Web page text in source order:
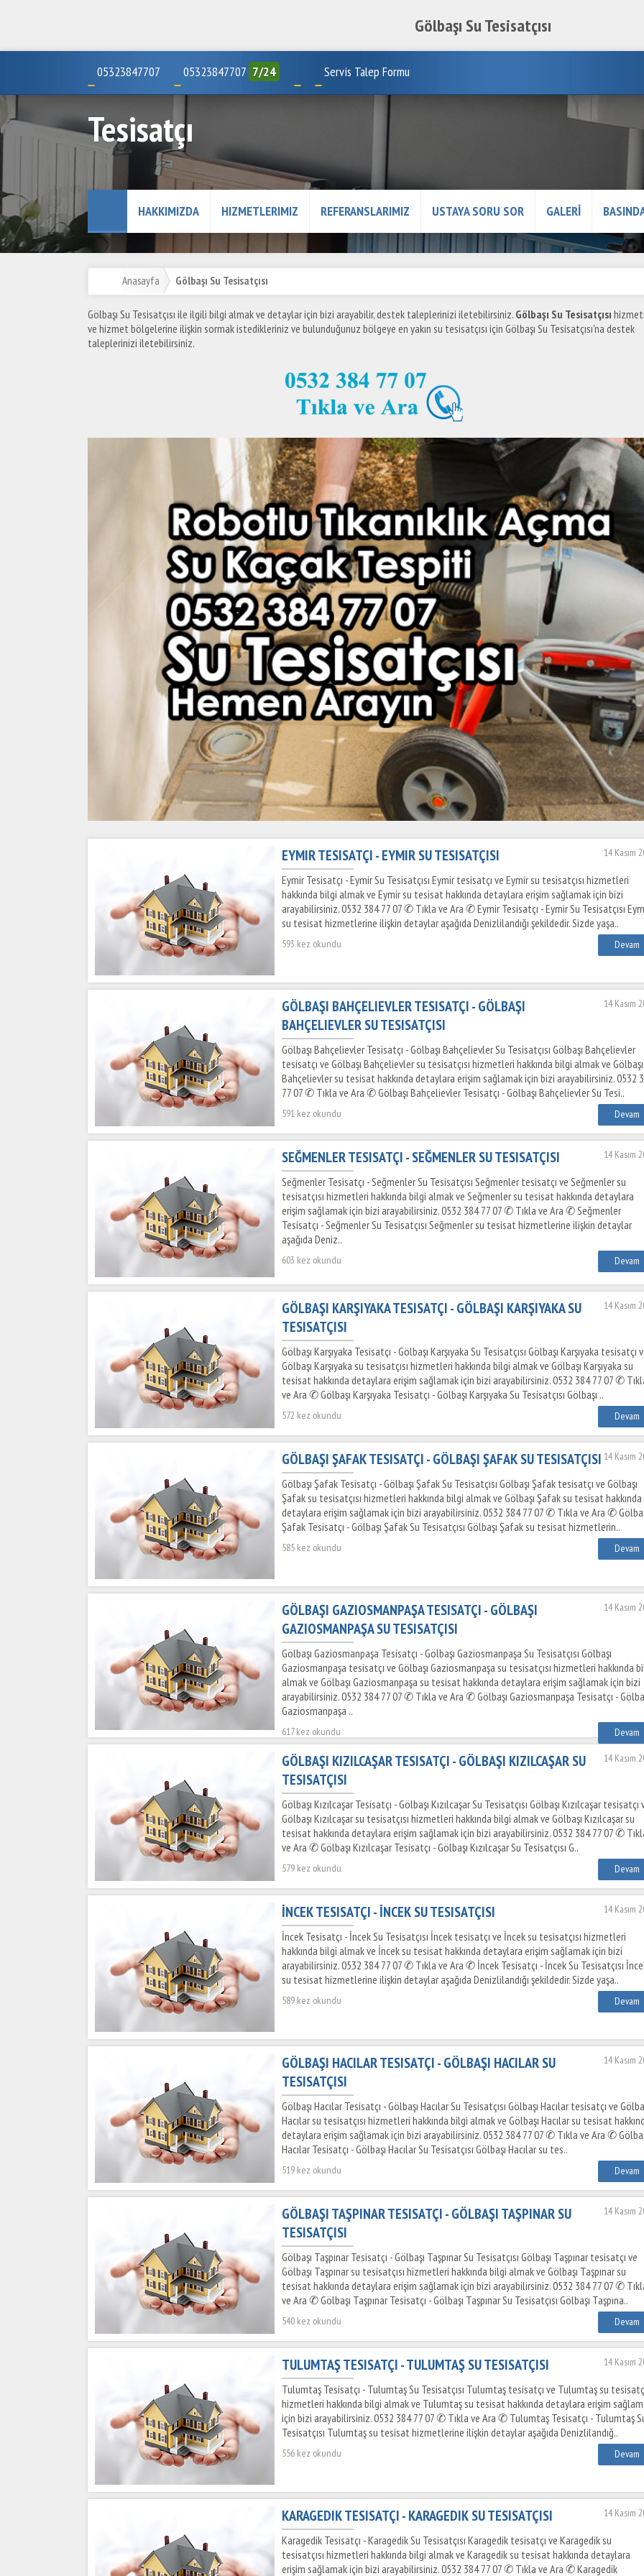
Gölbaşı Su Tesisatçısı
05323847707 05323847707 7/24 Servis Talep Formu
Tesisatçı
HAKKIMIZDA HIZMETLERIMIZ REFERANSLARIMIZ USTAYA SORU SOR GALERİ
Anasayfa Gölbaşı Su Tesisatçısı
Gölbaşı Su Tesisatçısı ile ilgili bilgi almak ve detaylar için bizi arayabilir, destek taleplerinizi iletebilirsiniz. Gölbaşı Su Tesisatçısı
ve hizmet bölgelerine ilişkin sormak istedikleriniz ve bulunduğunuz bölgeye en yakın su tesisatçısı için Gölbaşı Su Tesisatçısı'na destek
taleplerinizi iletebilirsiniz.
14 Kasım
EYMIR TESISATÇI - EYMIR SU TESISATÇISI
Eymir Tesisatçı - Eymir Su Tesisatçısı Eymir tesisatçı ve Eymir su tesisatçısı hizmetleri
hakkında bilgi almak ve Eymir su tesisat hakkında detaylara erişim sağlamak için bizi
arayabilirsiniz. 0532 384 77 07 ✆ Tıkla ve Ara ✆ Eymir Tesisatçı - Eymir Su Tesisatçısı
su tesisat hizmetlerine ilişkin detaylar aşağıda Denizlilandığı şekildedir. Sizde yaşa..
593 kez okundu Devam
14 Kasım
GÖLBAŞI BAHÇELIEVLER TESISATÇI - GÖLBAŞI
BAHÇELIEVLER SU TESISATÇISI
Gölbaşı Bahçelievler Tesisatçı - Gölbaşı Bahçelievler Su Tesisatçısı Gölbaşı Bahçelievler
tesisatçı ve Gölbaşı Bahçelievler su tesisatçısı hizmetleri hakkında bilgi almak ve Gölbaşı
Bahçelievler su tesisat hakkında detaylara erişim sağlamak için bizi arayabilirsiniz. 0532
77 07 ✆ Tıkla ve Ara ✆ Gölbaşı Bahçelievler Tesisatçı - Gölbaşı Bahçelievler Su Tesi..
591 kez okundu Devam
14 Kasım
SEĞMENLER TESISATÇI - SEĞMENLER SU TESISATÇISI
Seğmenler Tesisatçı - Seğmenler Su Tesisatçısı Seğmenler tesisatçı ve Seğmenler su
tesisatçısı hizmetleri hakkında bilgi almak ve Seğmenler su tesisat hakkında detaylara
erişim sağlamak için bizi arayabilirsiniz. 0532 384 77 07 ✆ Tıkla ve Ara ✆ Seğmenler
Tesisatçı - Seğmenler Su Tesisatçısı Seğmenler su tesisat hizmetlerine ilişkin detaylar
aşağıda Deniz..
603 kez okundu Devam
14 Kasım
GÖLBAŞI KARŞIYAKA TESISATÇI - GÖLBAŞI KARŞIYAKA SU
TESISATÇISI
Gölbaşı Karşıyaka Tesisatçı - Gölbaşı Karşıyaka Su Tesisatçısı Gölbaşı Karşıyaka tesisatçı
Gölbaşı Karşıyaka su tesisatçısı hizmetleri hakkında bilgi almak ve Gölbaşı Karşıyaka su
tesisat hakkında detaylara erişim sağlamak için bizi arayabilirsiniz. 0532 384 77 07 ✆
ve Ara ✆ Gölbaşı Karşıyaka Tesisatçı - Gölbaşı Karşıyaka Su Tesisatçısı Gölbaşı ..
572 kez okundu Devam
14 Kasım
GÖLBAŞI ŞAFAK TESISATÇI - GÖLBAŞI ŞAFAK SU TESISATÇISI
Gölbaşı Şafak Tesisatçı - Gölbaşı Şafak Su Tesisatçısı Gölbaşı Şafak tesisatçı ve Gölbaşı
Şafak su tesisatçısı hizmetleri hakkında bilgi almak ve Gölbaşı Şafak su tesisat hakkında
detaylara erişim sağlamak için bizi arayabilirsiniz. 0532 384 77 07 ✆ Tıkla ve Ara ✆
Şafak Tesisatçı - Gölbaşı Şafak Su Tesisatçısı Gölbaşı Şafak su tesisat hizmetlerin..
585 kez okundu Devam
14 Kasım
GÖLBAŞI GAZIOSMANPAŞA TESISATÇI - GÖLBAŞI
GAZIOSMANPAŞA SU TESISATÇISI
Gölbaşı Gaziosmanpaşa Tesisatçı - Gölbaşı Gaziosmanpaşa Su Tesisatçısı Gölbaşı
Gaziosmanpaşa tesisatçı ve Gölbaşı Gaziosmanpaşa su tesisatçısı hizmetleri hakkında
almak ve Gölbaşı Gaziosmanpaşa su tesisat hakkında detaylara erişim sağlamak için bizi
arayabilirsiniz. 0532 384 77 07 ✆ Tıkla ve Ara ✆ Gölbaşı Gaziosmanpaşa Tesisatçı -
Gaziosmanpaşa ..
617 kez okundu
Devam
14 Kasım
GÖLBAŞI KIZILCAŞAR TESISATÇI - GÖLBAŞI KIZILCAŞAR SU
TESISATÇISI
Gölbaşı Kızılcaşar Tesisatçı - Gölbaşı Kızılcaşar Su Tesisatçısı Gölbaşı Kızılcaşar tesisatçı
Gölbaşı Kızılcaşar su tesisatçısı hizmetleri hakkında bilgi almak ve Gölbaşı Kızılcaşar su
tesisat hakkında detaylara erişim sağlamak için bizi arayabilirsiniz. 0532 384 77 07 ✆
ve Ara ✆ Gölbaşı Kızılcaşar Tesisatçı - Gölbaşı Kızılcaşar Su Tesisatçısı G..
579 kez okundu Devam
14 Kasım
İNCEK TESISATÇI - İNCEK SU TESISATÇISI
İncek Tesisatçı - İncek Su Tesisatçısı İncek tesisatçı ve İncek su tesisatçısı hizmetleri
hakkında bilgi almak ve İncek su tesisat hakkında detaylara erişim sağlamak için bizi
arayabilirsiniz. 0532 384 77 07 ✆ Tıkla ve Ara ✆ İncek Tesisatçı - İncek Su Tesisatçısı
su tesisat hizmetlerine ilişkin detaylar aşağıda Denizlilandığı şekildedir. Sizde yaşa..
589 kez okundu Devam
14 Kasım
GÖLBAŞI HACILAR TESISATÇI - GÖLBAŞI HACILAR SU
TESISATÇISI
Gölbaşı Hacılar Tesisatçı - Gölbaşı Hacılar Su Tesisatçısı Gölbaşı Hacılar tesisatçı ve
Hacılar su tesisatçısı hizmetleri hakkında bilgi almak ve Gölbaşı Hacılar su tesisat
detaylara erişim sağlamak için bizi arayabilirsiniz. 0532 384 77 07 ✆ Tıkla ve Ara ✆
Hacılar Tesisatçı - Gölbaşı Hacılar Su Tesisatçısı Gölbaşı Hacılar su tes..
519 kez okundu Devam
14 Kasım
GÖLBAŞI TAŞPINAR TESISATÇI - GÖLBAŞI TAŞPINAR SU
TESISATÇISI
Gölbaşı Taşpınar Tesisatçı - Gölbaşı Taşpınar Su Tesisatçısı Gölbaşı Taşpınar tesisatçı ve
Gölbaşı Taşpınar su tesisatçısı hizmetleri hakkında bilgi almak ve Gölbaşı Taşpınar su
tesisat hakkında detaylara erişim sağlamak için bizi arayabilirsiniz. 0532 384 77 07 ✆
ve Ara ✆ Gölbaşı Taşpınar Tesisatçı - Gölbaşı Taşpınar Su Tesisatçısı Gölbaşı Taşpına..
540 kez okundu Devam
14 Kasım
TULUMTAŞ TESISATÇI - TULUMTAŞ SU TESISATÇISI
Tulumtaş Tesisatçı - Tulumtaş Su Tesisatçısı Tulumtaş tesisatçı ve Tulumtaş su
hizmetleri hakkında bilgi almak ve Tulumtaş su tesisat hakkında detaylara erişim
için bizi arayabilirsiniz. 0532 384 77 07 ✆ Tıkla ve Ara ✆ Tulumtaş Tesisatçı - Tulumtaş
Tesisatçısı Tulumtaş su tesisat hizmetlerine ilişkin detaylar aşağıda Denizlilandığ..
556 kez okundu Devam
14 Kasım
KARAGEDIK TESISATÇI - KARAGEDIK SU TESISATÇISI
Karagedik Tesisatçı - Karagedik Su Tesisatçısı Karagedik tesisatçı ve Karagedik su
tesisatçısı hizmetleri hakkında bilgi almak ve Karagedik su tesisat hakkında detaylara
erişim sağlamak için bizi arayabilirsiniz. 0532 384 77 07 ✆ Tıkla ve Ara ✆ Karagedik